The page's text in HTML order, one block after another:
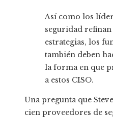
Así como los
seguridad refinan
estrategias, los
también deben
la forma en que
a estos CISO.
Una pregunta que
cien proveedores de